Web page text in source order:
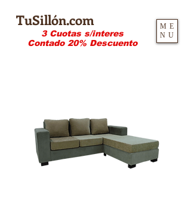
TuSillón.com
3 Cuotas s/interes
Contado 20% Descuento
ME
NU